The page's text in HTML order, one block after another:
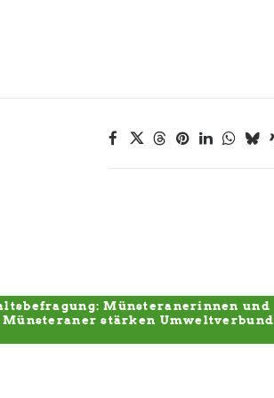
Münsteranerinnen und
Münsteraner stärken Umweltverbund